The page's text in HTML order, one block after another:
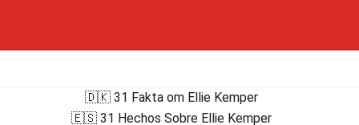
🇩🇰 31 Fakta om Ellie Kemper
🇪🇸 31 Hechos Sobre Ellie Kemper